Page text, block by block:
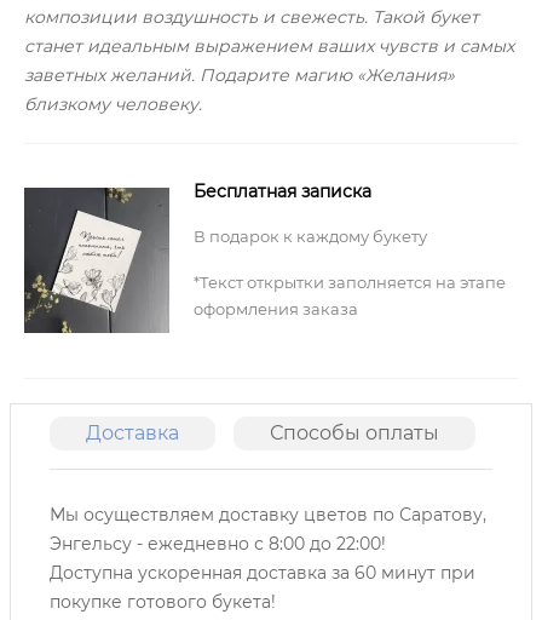
композиции воздушность и свежесть. Такой букет
станет идеальным выражением ваших чувств и самых
заветных желаний. Подарите магию «Желания»
близкому человеку.
Бесплатная записка
В подарок к каждому букету
*Текст открытки заполняется на этапе
оформления заказа
Доставка Способы оплаты
Мы осуществляем доставку цветов по Саратову,
Энгельсу - ежедневно с 8:00 до 22:00!
Доступна ускоренная доставка за 60 минут при
покупке готового букета!